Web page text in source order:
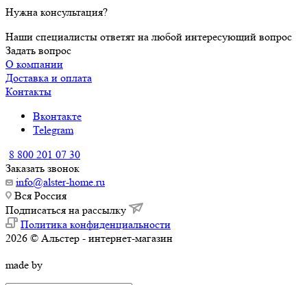
Нужна консультация?
Наши специалисты ответят на любой интересующий вопрос
Задать вопрос
О компании
Доставка и оплата
Контакты
Вконтакте
Telegram
8 800 201 07 30
Заказать звонок
info@alster-home.ru
Вся Россия
Подписаться на рассылку
Политика конфиденциальности
2026 © Альстер - интернет-магазин
made by